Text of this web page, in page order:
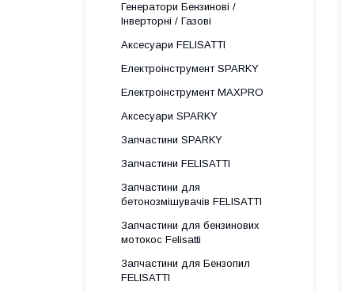
Генератори Бензинові /
Інверторні / Газові
Аксесуари FELISATTI
Електроінструмент SPARKY
Електроінструмент MAXPRO
Аксесуари SPARKY
Запчастини SPARKY
Запчастини FELISATTI
Запчастини для
бетонозмішувачів FELISATTI
Запчастини для бензинових
мотокос Felisatti
Запчастини для Бензопил
FELISATTI